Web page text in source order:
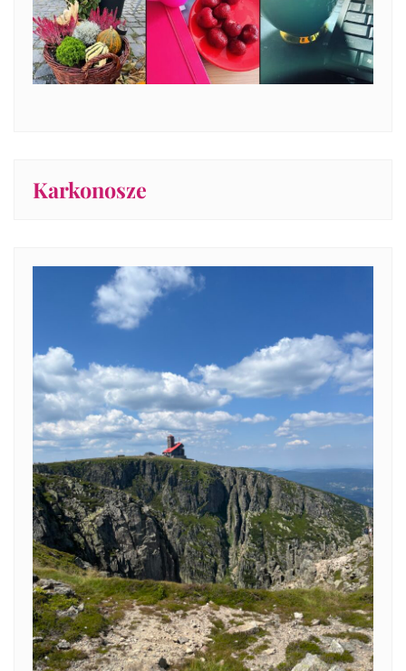
Karkonosze